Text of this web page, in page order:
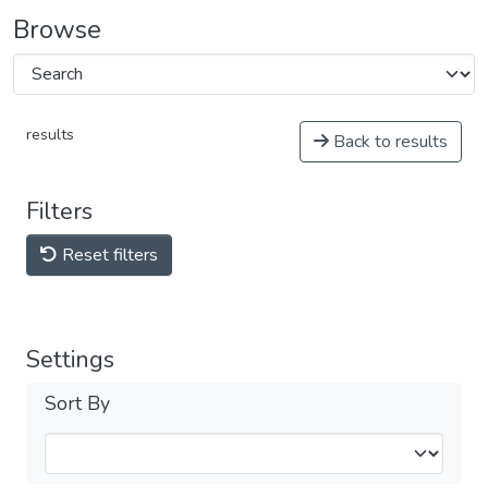
Browse
results Back to results
Filters
Reset filters
Settings
Sort By